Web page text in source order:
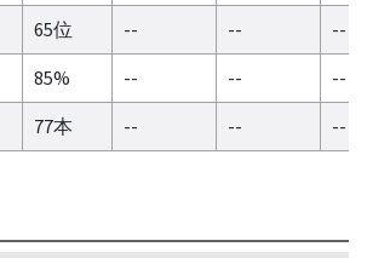
65位 -- --
--
85% -- --
--
77本 -- -- --